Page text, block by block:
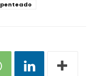
penteado